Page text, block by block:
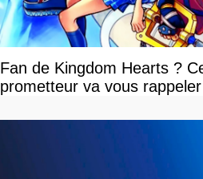
Fan de Kingdom Hearts ?
prometteur va vous